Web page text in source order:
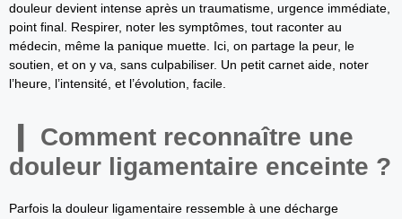
douleur devient intense après un traumatisme, urgence immédiate,
point final. Respirer, noter les symptômes, tout raconter au
médecin, même la panique muette. Ici, on partage la peur, le
soutien, et on y va, sans culpabiliser. Un petit carnet aide, noter
l’heure, l’intensité, et l’évolution, facile.
Comment reconnaître une
douleur ligamentaire enceinte ?
Parfois la douleur ligamentaire ressemble à une décharge